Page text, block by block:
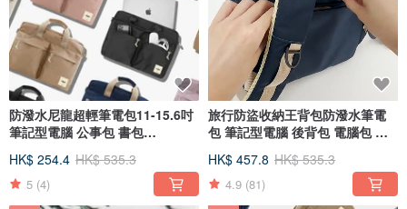
防潑水尼龍超輕筆電包11-15.6吋
筆記型電腦 公事包 書包
HK$ 254.4 HK$ 535.3
5 (4)
旅行防盜收納王背包防潑水筆電
包 筆記型電腦 後背包 電腦包 收
HK$ 457.8 HK$ 535.3
4.9 (81)